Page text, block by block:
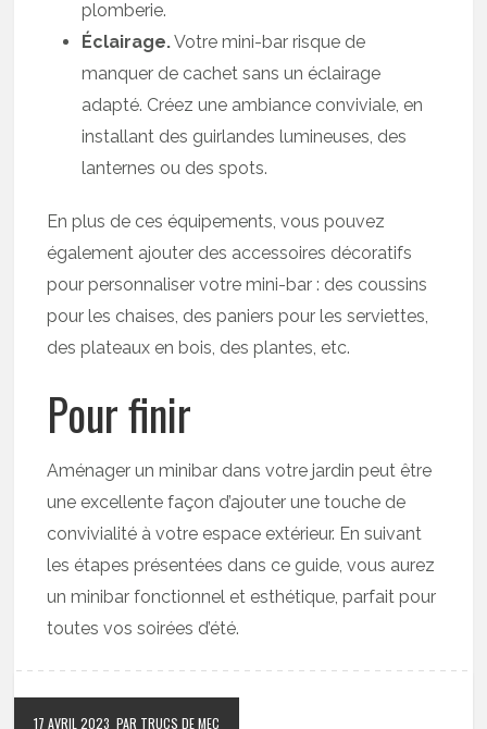
plomberie.
Éclairage.Votre mini-bar risque de
manquer de cachet sans un éclairage
adapté. Créez une ambiance conviviale, en
installant des guirlandes lumineuses, des
lanternes ou des spots.
En plus de ces équipements, vous pouvez
également ajouter des accessoires décoratifs
pour personnaliser votre mini-bar : des coussins
pour les chaises, des paniers pour les serviettes,
des plateaux en bois, des plantes, etc.
Pour finir
Aménager un minibar dans votre jardin peut être
une excellente façon d’ajouter une touche de
convivialité à votre espace extérieur. En suivant
les étapes présentées dans ce guide, vous aurez
un minibar fonctionnel et esthétique, parfait pour
toutes vos soirées d’été.
17 AVRIL 2023 PAR TRUCS DE MEC